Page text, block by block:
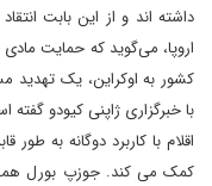
داشته اند و از این بابت
اروپا، می‌گوید که حمایت
کشور به اوکراین، یک تهدید
با خبرگزاری ژاپنی کیودو
اقلام با کاربرد دوگانه به
کمک می کند. جوزپ بورل